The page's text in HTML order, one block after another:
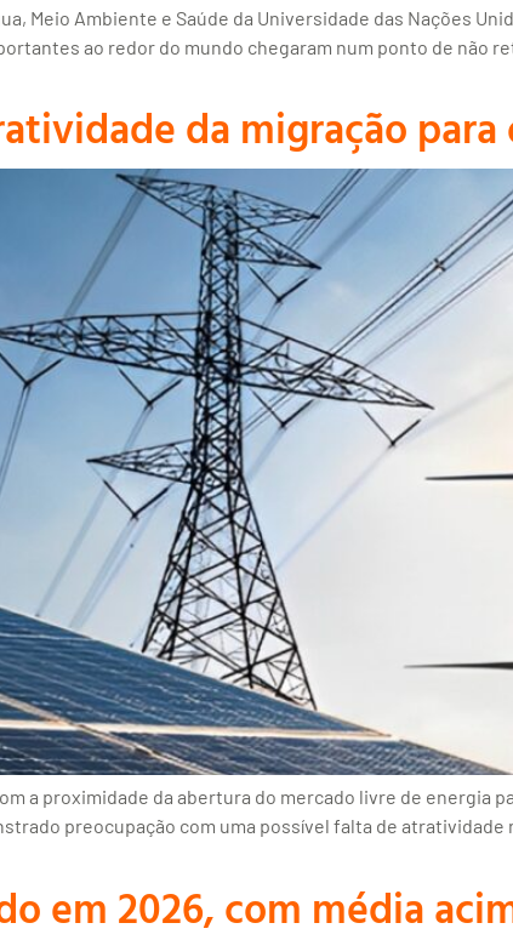
Meio Ambiente e Saúde da Universidade das Nações
ao redor do mundo chegaram num ponto de não
da migração
a proximidade da abertura do mercado livre de energia
preocupação com uma possível falta de atratividade
em 2026, com média